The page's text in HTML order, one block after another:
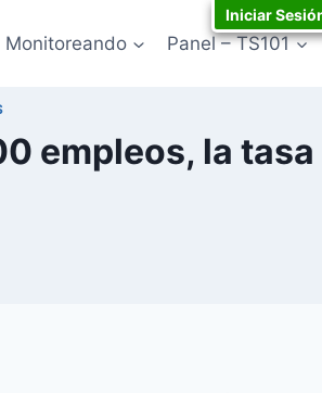
Monitoreando Panel – TS101
empleos, la tasa
Iniciar